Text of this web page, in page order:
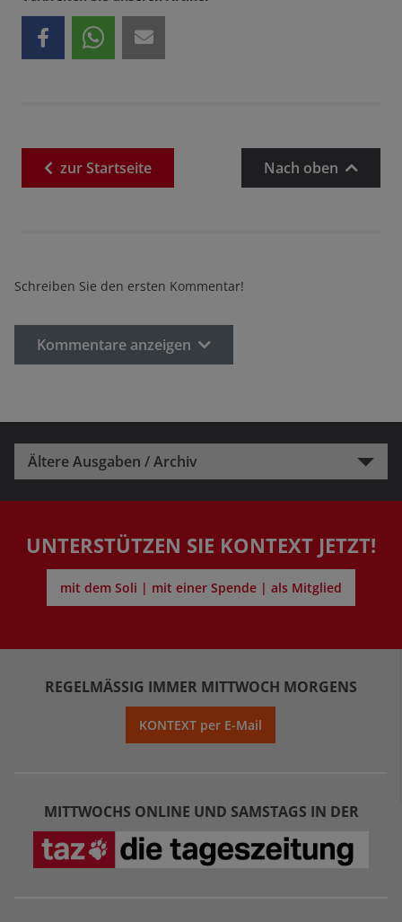
zurStartseite Nach oben
Schreiben Sie den ersten Kommentar!
Kommentare anzeigen
Ältere Ausgaben / Archiv
UNTERSTÜTZEN SIE KONTEXT JETZT!
mit dem Soli | mit einer Spende | als Mitglied
REGELMÄSSIG IMMER MITTWOCH MORGENS
KONTEXT per E-Mail
MITTWOCHS ONLINE UND SAMSTAGS IN DER